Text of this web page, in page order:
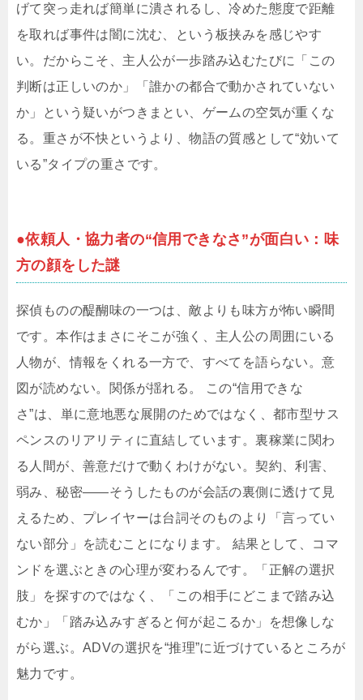
げて突っ走れば簡単に潰されるし、冷めた態度で距離
を取れば事件は闇に沈む、という板挟みを感じやす
い。だからこそ、主人公が一歩踏み込むたびに「この
判断は正しいのか」「誰かの都合で動かされていない
か」という疑いがつきまとい、ゲームの空気が重くな
る。重さが不快というより、物語の質感として“効いて
いる”タイプの重さです。
●依頼人・協力者の“信用できなさ”が面白い：味
方の顔をした謎
探偵ものの醍醐味の一つは、敵よりも味方が怖い瞬間
です。本作はまさにそこが強く、主人公の周囲にいる
人物が、情報をくれる一方で、すべてを語らない。意
図が読めない。関係が揺れる。 この“信用できな
さ”は、単に意地悪な展開のためではなく、都市型サス
ペンスのリアリティに直結しています。裏稼業に関わ
る人間が、善意だけで動くわけがない。契約、利害、
弱み、秘密――そうしたものが会話の裏側に透けて見
えるため、プレイヤーは台詞そのものより「言ってい
ない部分」を読むことになります。 結果として、コマ
ンドを選ぶときの心理が変わるんです。「正解の選択
肢」を探すのではなく、「この相手にどこまで踏み込
むか」「踏み込みすぎると何が起こるか」を想像しな
がら選ぶ。ADVの選択を“推理”に近づけているところが
魅力です。